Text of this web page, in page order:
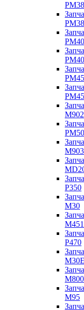
M902
P350
M30
P470
M30E
M95